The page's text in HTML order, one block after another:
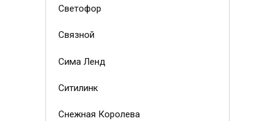
Светофор
Связной
Сима Ленд
Ситилинк
Снежная Королева